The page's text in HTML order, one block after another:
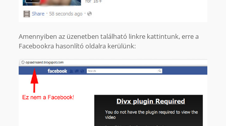
Amennyiben az üzenetben található linkre kattintunk, erre a
Facebookra hasonlító oldalra kerülünk: